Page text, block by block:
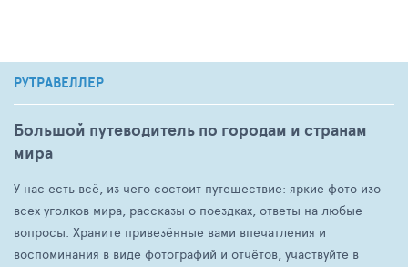
РУТРАВЕЛЛЕР
Большой путеводитель по городам и странам
мира
У нас есть всё, из чего состоит путешествие: яркие фото изо
всех уголков мира, рассказы о поездках, ответы на любые
вопросы. Храните привезённые вами впечатления и
воспоминания в виде фотографий и отчётов, участвуйте в